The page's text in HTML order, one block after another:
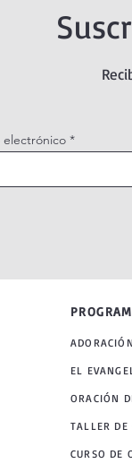
EL
ORACIÓN
TALLER
CURSO DE